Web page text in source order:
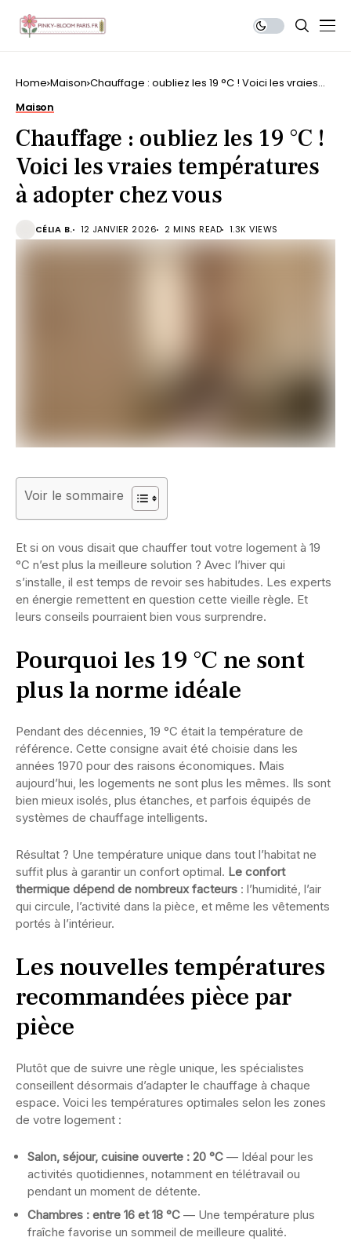
Home Maison Chauffage : oubliez les 19 °C ! Voici les vraies
Maison
Chauffage : oubliez les 19 °C !
Voici les vraies températures
à adopter chez vous
CÉLIA B. 12 JANVIER 2026 2 MINS READ 1.3K VIEWS
Voir le sommaire
Et si on vous disait que chauffer tout votre logement à 19
°C n’est plus la meilleure solution ? Avec l’hiver qui
s’installe, il est temps de revoir ses habitudes. Les experts
en énergie remettent en question cette vieille règle. Et
leurs conseils pourraient bien vous surprendre.
Pourquoi les 19 °C ne sont
plus la norme idéale
Pendant des décennies, 19 °C était la température de
référence. Cette consigne avait été choisie dans les
années 1970 pour des raisons économiques. Mais
aujourd’hui, les logements ne sont plus les mêmes. Ils sont
bien mieux isolés, plus étanches, et parfois équipés de
systèmes de chauffage intelligents.
Résultat ? Une température unique dans tout l’habitat ne
suffit plus à garantir un confort optimal. Le confort
thermique dépend de nombreux facteurs : l’humidité, l’air
qui circule, l’activité dans la pièce, et même les vêtements
portés à l’intérieur.
Les nouvelles températures
recommandées pièce par
pièce
Plutôt que de suivre une règle unique, les spécialistes
conseillent désormais d’adapter le chauffage à chaque
espace. Voici les températures optimales selon les zones
de votre logement :
Salon, séjour, cuisine ouverte : 20 °C — Idéal pour les
activités quotidiennes, notamment en télétravail ou
pendant un moment de détente.
Chambres : entre 16 et 18 °C — Une température plus
fraîche favorise un sommeil de meilleure qualité.